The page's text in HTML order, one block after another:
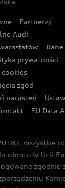
Partnera
prywatnych
Audi
w Skokach
Partnerzy
Audi
Dane
prywatności
zgód
naruszeń
EU Data
r. wszystkie
obrotu w Unii
zgodnie